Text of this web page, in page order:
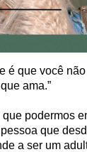
é que você
ama.”
podermos
que
a ser um